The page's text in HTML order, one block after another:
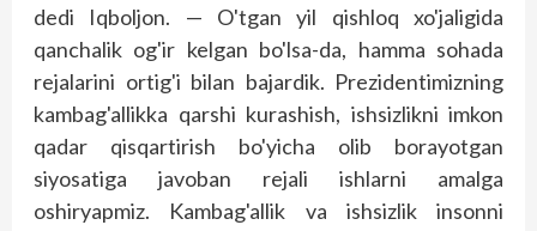
dedi Iqboljon. — O'tgan yil qishloq xo'jaligida
qanchalik og'ir kelgan bo'lsa-da, hamma sohada
rejalarini ortig'i bilan bajardik. Prezidentimizning
kambag'allikka qarshi kurashish, ishsizlikni imkon
qadar qisqartirish bo'yicha olib borayotgan
siyosatiga javoban rejali ishlarni amalga
oshiryapmiz. Kambag'allik va ishsizlik insonni